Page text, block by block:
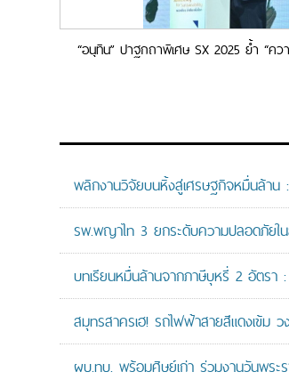
“อนุทิน” ปาฐกถาพิเศษ SX 2025 ย้ำ “คว
พลิกงานวิจัยบนหิ้งสู่เศรษฐกิจหมื่นล้าน
รพ.พญาไท 3 ยกระดับความปลอดภัยใ
บทเรียนหมื่นล้านจากภาษีบุหรี่ 2 อัตรา
สมุทรสาครเฮ! รถไฟฟ้าสายสีแดงเข้ม
ผบ.ทบ. พร้อมศิษย์เก่า ร่วมงานวันพร